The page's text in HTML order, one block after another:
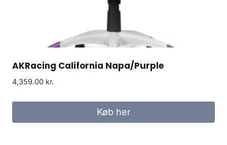
AKRacing California Napa/Purple
4,359.00 kr.
Køb her